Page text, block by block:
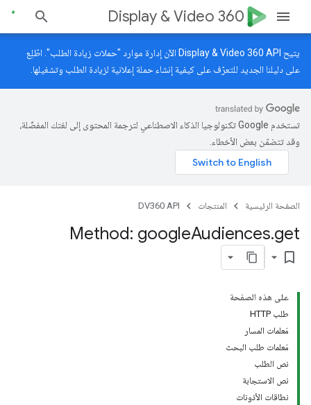
Display & Video 360
يتيح Display & Video 360 API الآن إدارة موارد "حملات زيادة الطلب". اطّلِع
على دليلنا الجديد للتعرّف على كيفية إنشاء حملة إعلانية لزيادة الطلب وتشغيلها.
تستخدم Google تكنولوجيا الذكاء الاصطناعي لترجمة المحتوى إلى لغتك المفضّلة،
وقد تتضمّن بعض الأخطاء.
الصفحة الرئيسية المنتجات DV360 API
Method: googleAudiences.get
bookmark_border
على هذه الصفحة
طلب HTTP
مَعلمات المسار
مَعلمات طلب البحث
نص الطلب
نص الاستجابة
نطاقات الأذونات